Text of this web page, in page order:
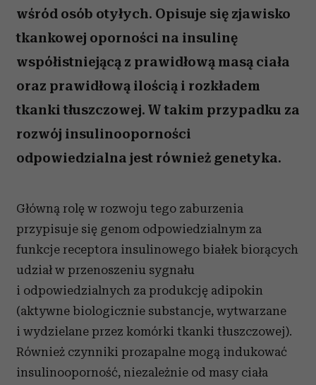
wśród osób otyłych. Opisuje się zjawisko
tkankowej oporności na insulinę
współistniejącą z prawidłową masą ciała
oraz prawidłową ilością i rozkładem
tkanki tłuszczowej. W takim przypadku za
rozwój insulinooporności
odpowiedzialna jest również genetyka.
Główną rolę w rozwoju tego zaburzenia
przypisuje się genom odpowiedzialnym za
funkcje receptora insulinowego białek biorących
udział w przenoszeniu sygnału
i odpowiedzialnych za produkcję adipokin
(aktywne biologicznie substancje, wytwarzane
i wydzielane przez komórki tkanki tłuszczowej).
Również czynniki prozapalne mogą indukować
insulinooporność, niezależnie od masy ciała